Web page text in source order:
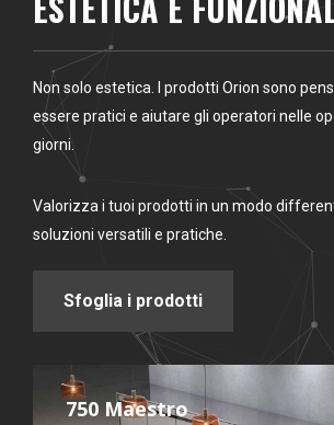
Non solo estetica. I prodotti Orion sono
essere pratici e aiutare gli operatori nelle
giorni.
Valorizza i tuoi prodotti in un modo
soluzioni versatili e pratiche.
Sfoglia i prodotti
750 Maestro